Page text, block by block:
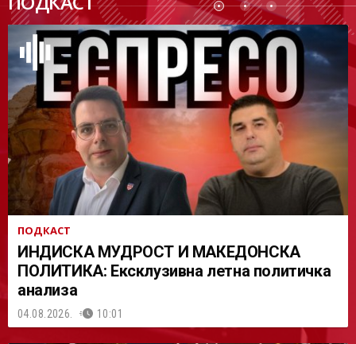
АСТ
ПОДКАСТ
ИНДИСКА МУДРОСТ И МАКЕДОНСКА
ПОЛИТИКА: Ексклузивна летна политичка
анализа
04.08.2026. 10:01